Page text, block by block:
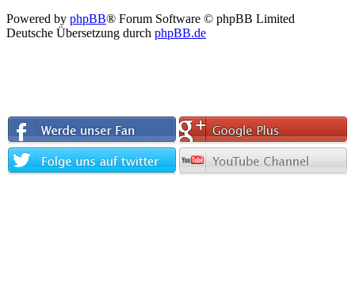
Powered by phpBB® Forum Software © phpBB Limited
Deutsche Übersetzung durch phpBB.de